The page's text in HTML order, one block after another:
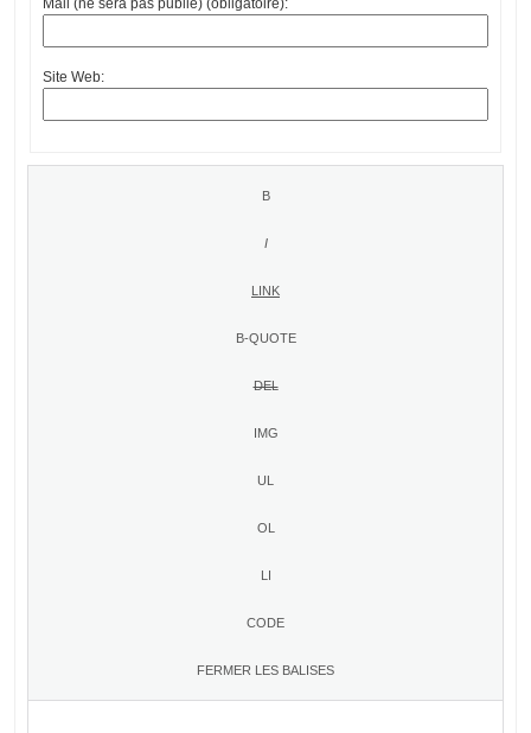
Site Web: